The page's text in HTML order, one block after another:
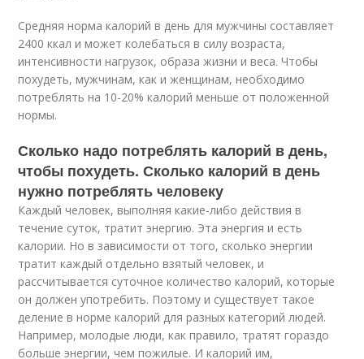
Средняя норма калорий в день для мужчины составляет
2400 ккал и может колебаться в силу возраста,
интенсивности нагрузок, образа жизни и веса. Чтобы
похудеть, мужчинам, как и женщинам, необходимо
потреблять на 10-20% калорий меньше от положенной
нормы.
Сколько надо потреблять калорий в день,
чтобы похудеть. Сколько калорий в день
нужно потреблять человеку
Каждый человек, выполняя какие-либо действия в
течение суток, тратит энергию. Эта энергия и есть
калории. Но в зависимости от того, сколько энергии
тратит каждый отдельно взятый человек, и
рассчитывается суточное количество калорий, которые
он должен употребить. Поэтому и существует такое
деление в норме калорий для разных категорий людей.
Например, молодые люди, как правило, тратят гораздо
больше энергии, чем пожилые. И калорий им,